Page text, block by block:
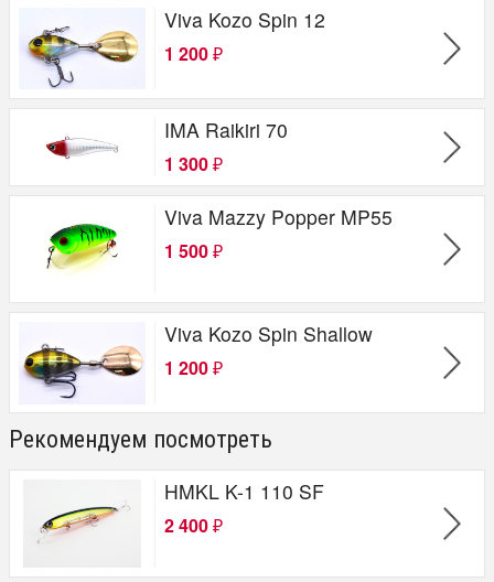
Viva Kozo Spin 12
1 200 ₽
IMA Raikiri 70
1 300 ₽
Viva Mazzy Popper MP55
1 500 ₽
Viva Kozo Spin Shallow
1 200 ₽
Рекомендуем посмотреть
HMKL K-1 110 SF
2 400 ₽